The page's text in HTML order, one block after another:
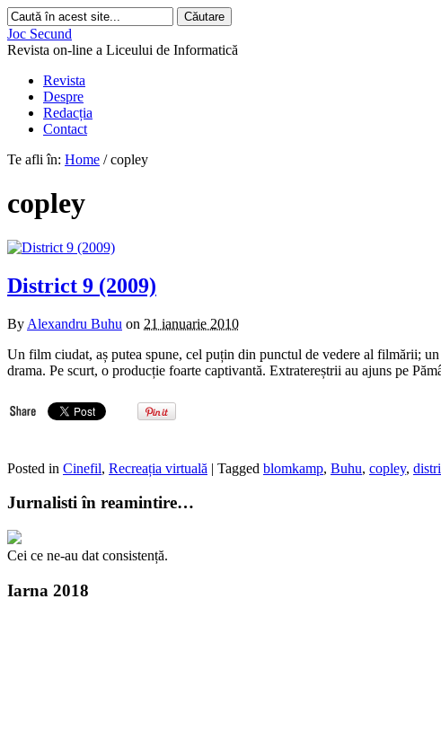
Joc Secund
Revista on-line a Liceului de Informatică
Revista
Despre
Redacția
Contact
Te afli în: Home / copley
copley
District 9 (2009)
By Alexandru Buhu on 21 ianuarie 2010
Un film ciudat, aș putea spune, cel puțin din punctul de vedere al filmării;
drama. Pe scurt, o producție foarte captivantă. Extratereștrii au ajuns pe
Posted in Cinefil, Recreația virtuală | Tagged blomkamp, Buhu, copley,
Jurnalisti în reamintire…
Cei ce ne-au dat consistență.
Iarna 2018